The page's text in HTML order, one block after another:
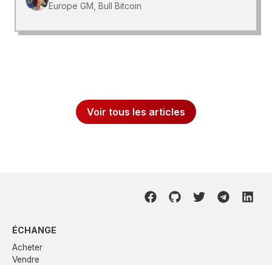
Europe GM, Bull Bitcoin
Voir tous les articles
ÉCHANGE
Acheter
Vendre